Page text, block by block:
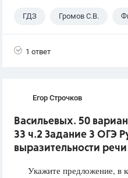
ГДЗ Громов С.В.
1 ответ
Егор Строчков
Васильевых. 50
33 ч.2 Задание 3 ОГЭ
выразительности речи
Укажите предложение, в